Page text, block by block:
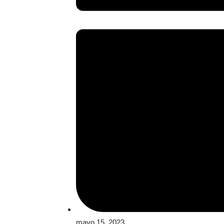
mayo 15, 2023